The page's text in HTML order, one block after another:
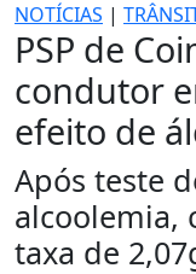
NOTÍCIAS |
PSP de
condutor
efeito de
Após teste
alcoolemia,
taxa de